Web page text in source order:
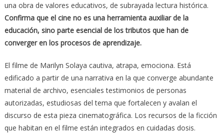
una obra de valores educativos, de subrayada lectura histórica.
Confirma que el cine no es una herramienta auxiliar de la
educación, sino parte esencial de los tributos que han de
converger en los procesos de aprendizaje.
El filme de Marilyn Solaya cautiva, atrapa, emociona. Está
edificado a partir de una narrativa en la que converge abundante
material de archivo, esenciales testimonios de personas
autorizadas, estudiosas del tema que fortalecen y avalan el
discurso de esta pieza cinematográfica. Los recursos de la ficción
que habitan en el filme están integrados en cuidadas dosis.